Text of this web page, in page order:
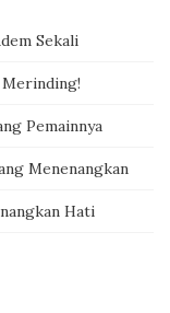
Sekali
Merinding!
Pemainnya
Menenangkan
Hati